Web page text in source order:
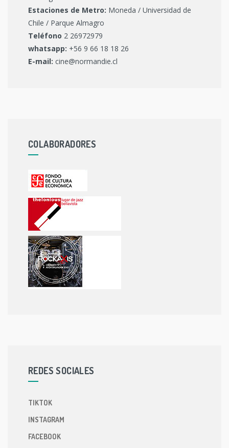
Estaciones de Metro: Moneda / Universidad de
Chile / Parque Almagro
Teléfono 2 26972979
whatsapp: +56 9 66 18 18 26
E-mail: cine@normandie.cl
COLABORADORES
REDES SOCIALES
TIKTOK
INSTAGRAM
FACEBOOK